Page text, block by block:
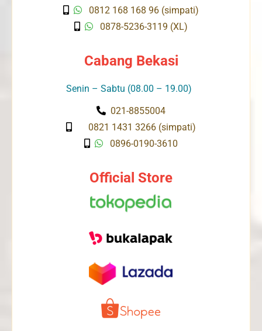
0812 168 168 96 (simpati)
0878-5236-3119 (XL)
Cabang Bekasi
Senin – Sabtu (08.00 – 19.00)
021-8855004
0821 1431 3266 (simpati)
0896-0190-3610
Official Store